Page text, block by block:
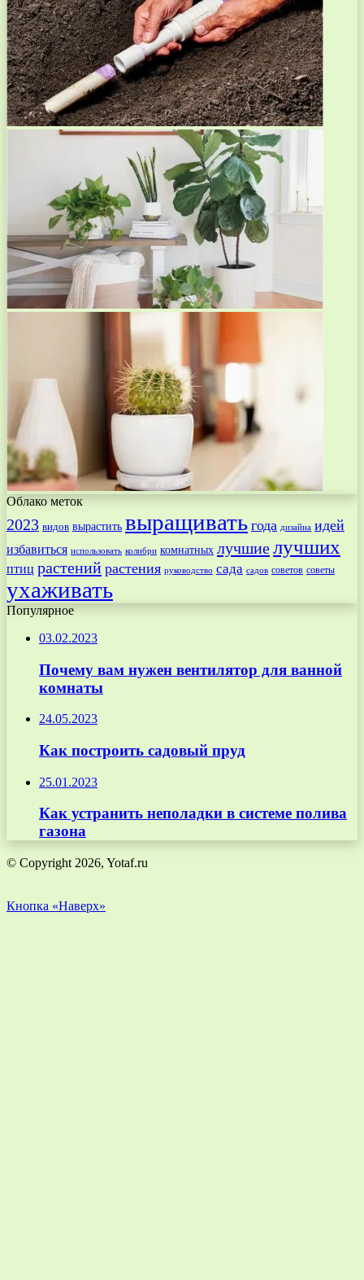
Облако меток
2023 видов вырастить выращивать года дизайна идей
избавиться использовать колибри комнатных лучшиелучших
птиц растений растения руководство сада садов советов советы
ухаживать
Популярное
03.02.2023
Почему вам нужен вентилятор для ванной
комнаты
24.05.2023
Как построить садовый пруд
25.01.2023
Как устранить неполадки в системе полива
газона
© Copyright 2026, Yotaf.ru
Кнопка «Наверх»